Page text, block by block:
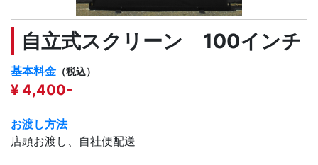
自立式スクリーン 100インチ
基本料金 （税込）
¥ 4,400-
お渡し方法
店頭お渡し、自社便配送